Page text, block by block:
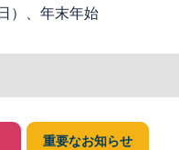
）、年末年始
重要なお知らせ